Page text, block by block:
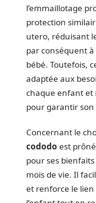
l’emmaillotage
protection
utero, réduisant
par conséquent
bébé. Toutefois,
adaptée aux
chaque enfant et
pour garantir
Concernant le
cododo est
pour ses
mois de vie. Il
et renforce le